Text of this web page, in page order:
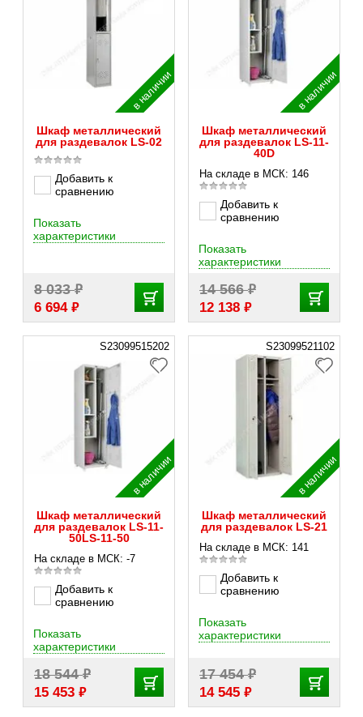
в наличии
Шкаф металлический
для раздевалок LS-02
Добавить к
сравнению
8 033₽
6 694 ₽
Показать
характеристики
в наличии
Шкаф металлический
для раздевалок LS-11-
40D
На складе в МСК: 146
Добавить к
сравнению
14 566₽
12 138 ₽
Показать
характеристики
S23099515202
в наличии
Шкаф металлический
для раздевалок LS-11-
50LS-11-50
На складе в МСК: -7
Добавить к
сравнению
18 544₽
15 453 ₽
Показать
характеристики
S23099521102
в наличии
Шкаф металлический
для раздевалок LS-21
На складе в МСК: 141
Добавить к
сравнению
17 454₽
14 545 ₽
Показать
характеристики